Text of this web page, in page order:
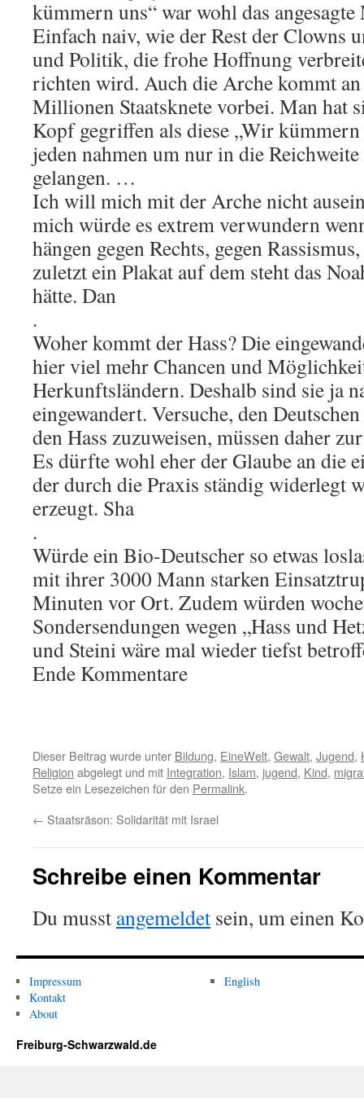
kümmern uns“ war wohl das
Einfach naiv, wie der Rest der Clowns
und Politik, die frohe Hoffnung
richten wird. Auch die Arche kommt
Millionen Staatsknete vorbei. Man hat
Kopf gegriffen als diese „Wir
jeden nahmen um nur in die
gelangen. …
Ich will mich mit der Arche nicht
mich würde es extrem verwundern
hängen gegen Rechts, gegen
zuletzt ein Plakat auf dem steht das
hätte. Dan
.
Woher kommt der Hass? Die
hier viel mehr Chancen und
Herkunftsländern. Deshalb sind sie ja
eingewandert. Versuche, den
den Hass zuzuweisen, müssen daher
Es dürfte wohl eher der Glaube an die
der durch die Praxis ständig widerlegt
erzeugt. Sha
.
Würde ein Bio-Deutscher so etwas
mit ihrer 3000 Mann starken
Minuten vor Ort. Zudem würden
Sondersendungen wegen „Hass und
und Steini wäre mal wieder tiefst
Ende Kommentare
Dieser Beitrag wurde unter Bildung, EineWelt, Gewalt, Jugend,
Religion abgelegt und mit Integration, Islam, jugend, Kind,
Setze ein Lesezeichen für den Permalink.
← Staatsräson: Solidarität mit Israel
Schreibe einen Kommentar
Du musst angemeldet sein, um einen
Impressum
Kontakt
About
English
Freiburg-Schwarzwald.de